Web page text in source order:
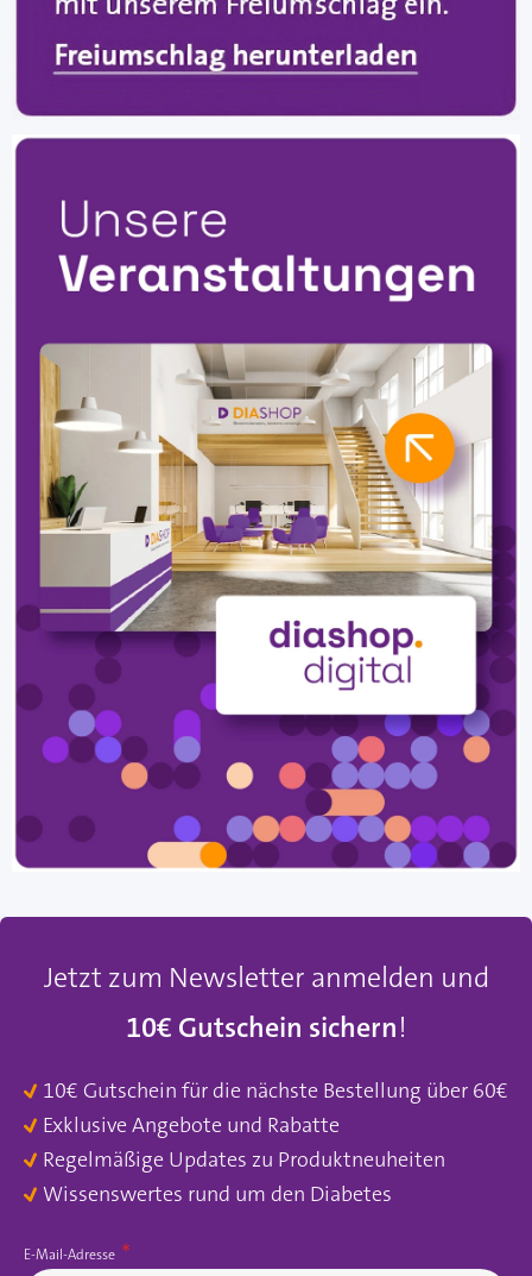
Jetzt zum Newsletter anmelden und
10€ Gutschein sichern!
10€ Gutschein für die nächste Bestellung über 60€
Exklusive Angebote und Rabatte
Regelmäßige Updates zu Produktneuheiten
Wissenswertes rund um den Diabetes
E-Mail-Adresse